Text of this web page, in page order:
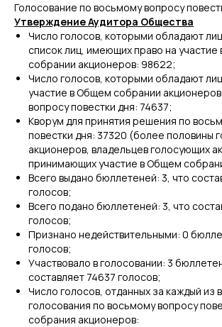
Голосование по восьмому вопросу
Утверждение Аудитора Общества
Число голосов, которыми обладают
список лиц, имеющих право на
собрании акционеров: 98622;
Число голосов, которыми обладают
участие в Общем собрании
вопросу повестки дня: 74637;
Кворум для принятия решения по
повестки дня: 37320 (более половины
акционеров, владельцев голосующих
принимающих участие в Общем
Всего выдано бюллетеней: 3, что
голосов;
Всего подано бюллетеней: 3, что
голосов;
Признано недействительными: 0
голосов;
Участвовало в голосовании: 3
составляет 74637 голосов;
Число голосов, отданных за каждый из
голосования по восьмому вопросу
собрания акционеров: